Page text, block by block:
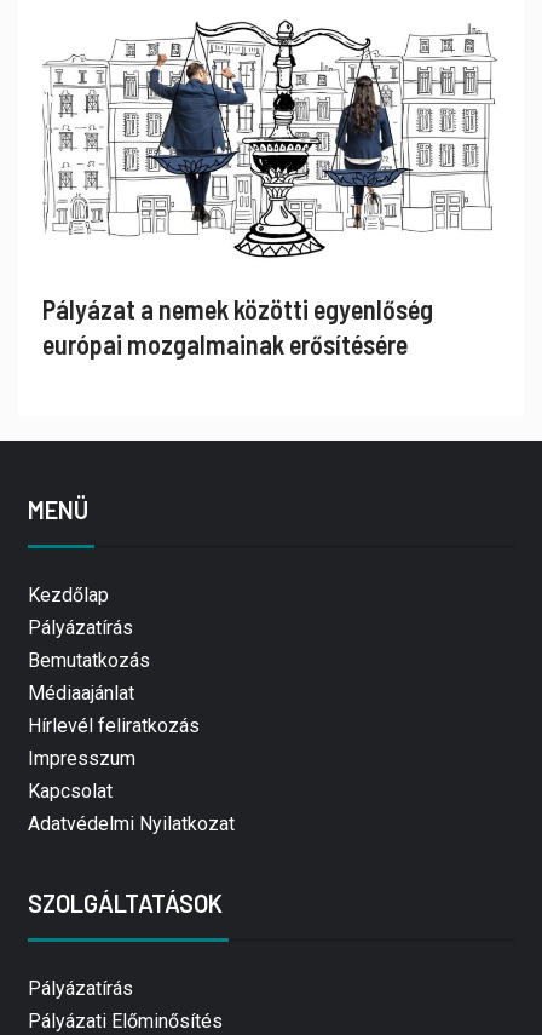
Pályázat a nemek közötti egyenlőség
európai mozgalmainak erősítésére
MENÜ
Kezdőlap
Pályázatírás
Bemutatkozás
Médiaajánlat
Hírlevél feliratkozás
Impresszum
Kapcsolat
Adatvédelmi Nyilatkozat
SZOLGÁLTATÁSOK
Pályázatírás
Pályázati Előminősítés